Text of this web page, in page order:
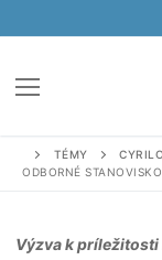
na
TÉMY
ODBORNÉ
Výzva k